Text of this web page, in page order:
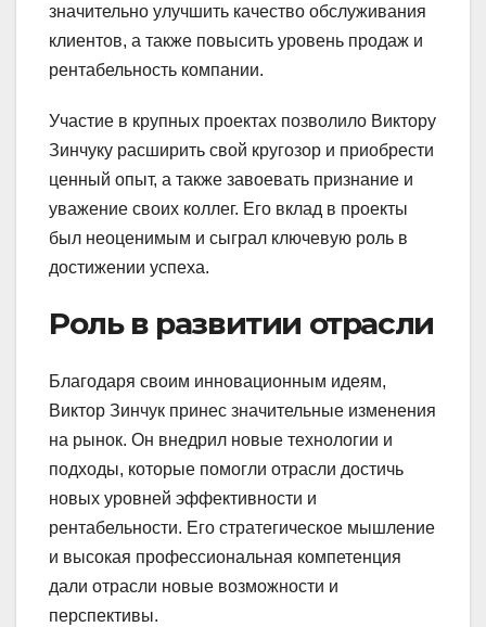
значительно улучшить качество обслуживания
клиентов, а также повысить уровень продаж и
рентабельность компании.
Участие в крупных проектах позволило Виктору
Зинчуку расширить свой кругозор и приобрести
ценный опыт, а также завоевать признание и
уважение своих коллег. Его вклад в проекты
был неоценимым и сыграл ключевую роль в
достижении успеха.
Роль в развитии отрасли
Благодаря своим инновационным идеям,
Виктор Зинчук принес значительные изменения
на рынок. Он внедрил новые технологии и
подходы, которые помогли отрасли достичь
новых уровней эффективности и
рентабельности. Его стратегическое мышление
и высокая профессиональная компетенция
дали отрасли новые возможности и
перспективы.